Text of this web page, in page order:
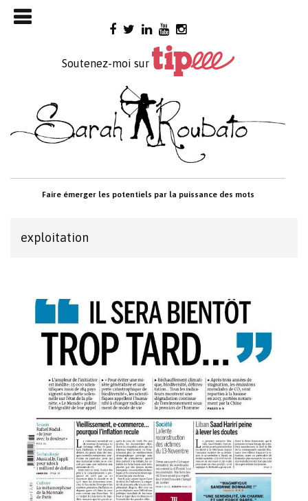
Skip
to
Soutenez-moi sur
Faire émerger les potentiels par la puissance des mots

exploitation